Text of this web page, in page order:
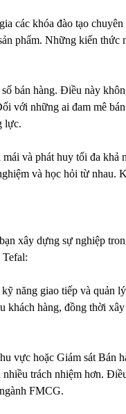
các khóa đào tạo chuyên
phẩm. Những kiến thức
bán hàng. Điều này
với những ai đam mê
lực.
và phát huy tối đa khả
và học hỏi từ nhau.
xây dựng sự nghiệp
năng giao tiếp và quản
khách hàng, đồng thời
vực hoặc Giám sát Bán
nhiều trách nhiệm hơn.
FMCG.